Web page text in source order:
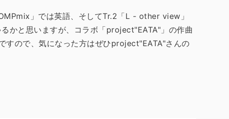
」では英語、そしてTr.2「L - other view」
かと思いますが、コラボ「project"EATA"」の作曲
すので、気になった方はぜひproject"EATA"さんの